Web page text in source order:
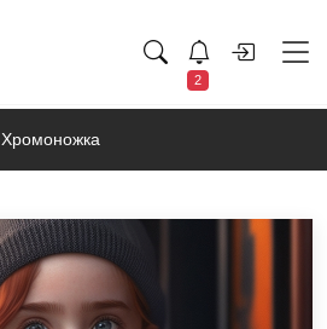
2
Хромоножка